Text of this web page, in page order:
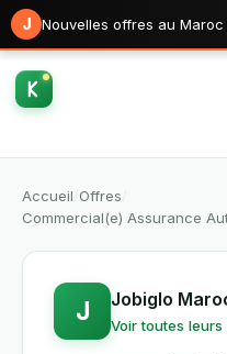
J Nouvelles offres au
Accueil Offres
Commercial(e) Assurance
J Jobiglo
Voir toutes